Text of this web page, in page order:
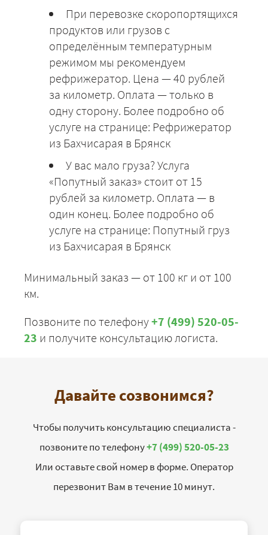
При перевозке скоропортящихся
продуктов или грузов с
определённым температурным
режимом мы рекомендуем
рефрижератор. Цена — 40 рублей
за километр. Оплата — только в
одну сторону. Более подробно об
услуге на странице: Рефрижератор
из Бахчисарая в Брянск
У вас мало груза? Услуга
«Попутный заказ» стоит от 15
рублей за километр. Оплата — в
один конец. Более подробно об
услуге на странице: Попутный груз
из Бахчисарая в Брянск
Минимальный заказ — от 100 кг и от 100
км.
Позвоните по телефону+7 (499) 520-05-
23 и получите консультацию логиста.
Давайте созвонимся?
Чтобы получить консультацию специалиста -
позвоните по телефону+7 (499) 520-05-23
Или оставьте свой номер в форме. Оператор
перезвонит Вам в течение 10 минут.